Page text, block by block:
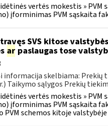
vertės mokestis » PVM
įforminimas PVM sąskaita
SVS kitose
arpaslaugas tose
informacija skelbiama:
Taikymo sąlygos Prekių
vertės mokestis » PVM
įforminimas PVM sąskaita
PVM schemos kitoje